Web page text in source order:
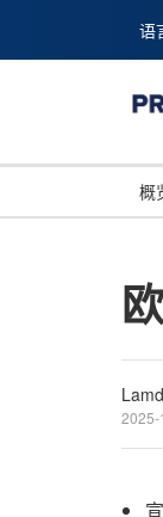
语
概
2025-